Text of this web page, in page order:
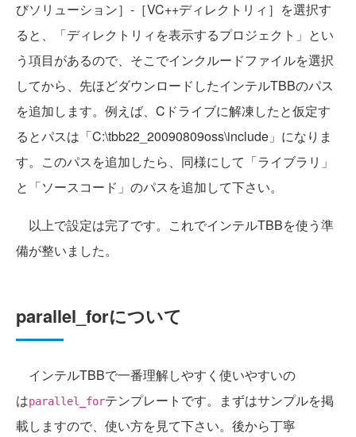
びソリューション］-［VC++ディレクトリィ］を選択す
ると、「ディレクトリィを表示するプロジェクト」とい
う項目があるので、そこでインクルードファイルを選択
してから、先ほどダウンロードしたインテルTBBのパス
を追加します。例えば、Cドライブに解凍したと仮定す
るとパスは「C:\tbb22_20090809oss\include」になりま
す。このパスを追加したら、同様にして「ライブラリ」
と「ソースコード」のパスを追加して下さい。
以上で設定は完了です。これでインテルTBBを使う準
備が整いました。
parallel_forについて
インテルTBBで一番理解しやすく使いやすいの
はparallel_forテンプレートです。まずはサンプルを掲
載しますので、使い方を見て下さい。後から丁寧